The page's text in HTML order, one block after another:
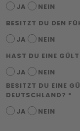
JA
NEIN
BESITZT DU DEN
JA
NEIN
HAST DU EINE
JA
NEIN
BESITZT DU EINE
DEUTSCHLAND? *
JA
NEIN